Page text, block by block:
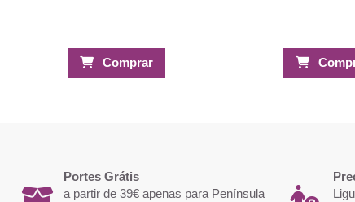
Comprar
Portes Grátis
a partir de 39€ apenas para Península